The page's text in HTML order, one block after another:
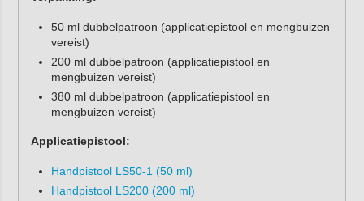
50 ml dubbelpatroon (applicatiepistool en mengbuizen
vereist)
200 ml dubbelpatroon (applicatiepistool en
mengbuizen vereist)
380 ml dubbelpatroon (applicatiepistool en
mengbuizen vereist)
Applicatiepistool:
Handpistool LS50-1 (50 ml)
Handpistool LS200 (200 ml)